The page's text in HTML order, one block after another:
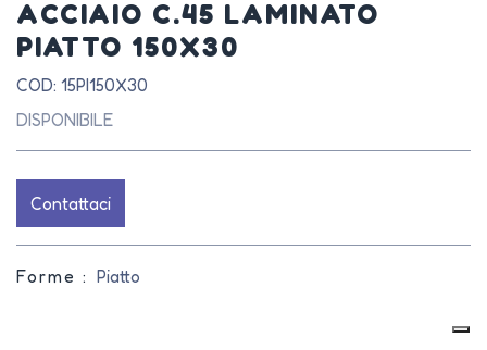
ACCIAIO C.45 LAMINATO
PIATTO 150X30
COD: 15PI150X30
DISPONIBILE
Contattaci
Forme : Piatto